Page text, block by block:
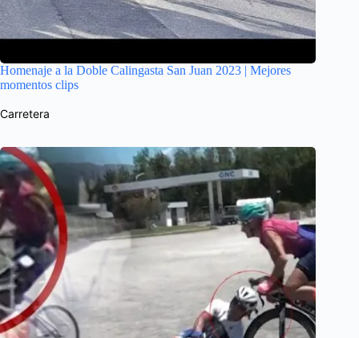
Homenaje a la Doble Calingasta San Juan 2023 | Mejores
momentos clips
Carretera